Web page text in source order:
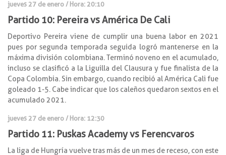
jueves 27 de enero / Hora: 20:10
Partido 10: Pereira vs América De Cali
Deportivo Pereira viene de cumplir una buena labor en 2021
pues por segunda temporada seguida logró mantenerse en la
máxima división colombiana. Terminó noveno en el acumulado,
incluso se clasificó a la Liguilla del Clausura y fue finalista de la
Copa Colombia. Sin embargo, cuando recibió al América Cali fue
goleado 1-5. Cabe indicar que los caleños quedaron sextos en el
acumulado 2021.
jueves 27 de enero / Hora: 12:30
Partido 11: Puskas Academy vs Ferencvaros
La liga de Hungría vuelve tras más de un mes de receso, con este